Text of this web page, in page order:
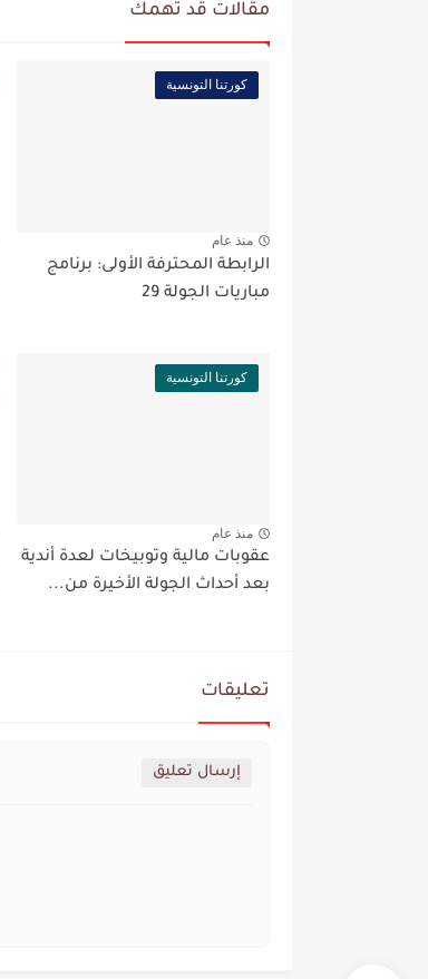
مقالات قد تهمك
كورتنا التونسية
منذ عام
الرابطة المحترفة الأولى: برنامج
مباريات الجولة 29
كورتنا التونسية
منذ عام
عقوبات مالية وتوبيخات لعدة أندية
بعد أحداث الجولة الأخيرة من...
تعليقات
إرسال تعليق